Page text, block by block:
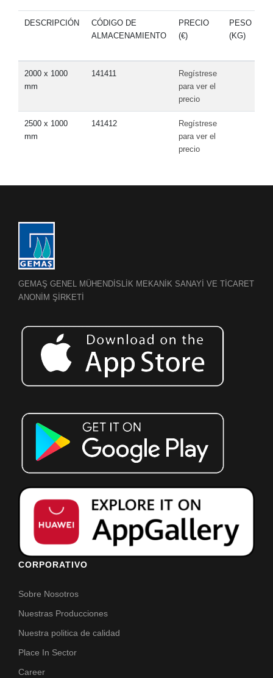
DESCRIPCIÓN
CÓDIGO DE
ALMACENAMIENTO
PRECIO
(€)
PESO
(KG)
2000 x 1000
mm
141411
Regístrese
para ver el
precio
2500 x 1000
mm
141412
Regístrese
para ver el
precio
GEMAŞ GENEL MÜHENDİSLİK MEKANİK SANAYİ VE TİCARET
ANONİM ŞİRKETİ
CORPORATIVO
Sobre Nosotros
Nuestras Producciones
Nuestra politica de calidad
Place In Sector
Career